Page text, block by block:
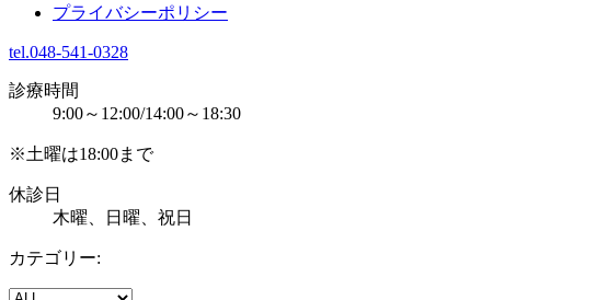
プライバシーポリシー
tel.048-541-0328
診療時間
9:00～12:00/14:00～18:30
※土曜は18:00まで
休診日
木曜、日曜、祝日
カテゴリー: